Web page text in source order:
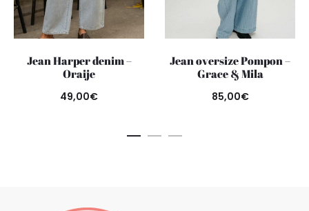
Jean Harper denim –
Oraije
49,00€
Jean oversize Pompon –
Grace & Mila
85,00€